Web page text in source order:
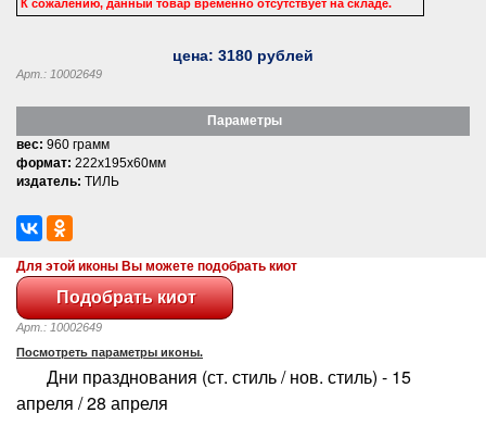
К сожалению, данный товар временно отсутствует на складе.
цена: 3180 рублей
Арт.: 10002649
Параметры
вес: 960 грамм
формат: 222x195x60мм
издатель: ТИЛЬ
Для этой иконы Вы можете подобрать киот
Арт.: 10002649
Посмотреть параметры иконы.
Дни празднования (ст. стиль / нов. стиль) - 15
апреля / 28 апреля